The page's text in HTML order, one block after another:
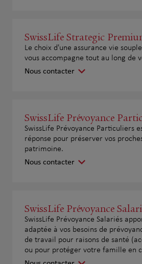
SwissLife Strategic
Le choix d'une assurance vie
vous accompagne tout au long de
Nous contacter
SwissLife Prévoyance
SwissLife Prévoyance Particuliers
réponse pour préserver vos
patrimoine.
Nous contacter
SwissLife Prévoyance
SwissLife Prévoyance Salariés
adaptée à vos besoins de
de travail pour raisons de santé
ou pour protéger votre famille en